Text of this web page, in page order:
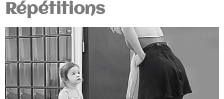
Répétitions